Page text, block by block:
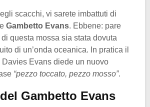
scacchi, vi sarete imbattuti di
Gambetto Evans. Ebbene: pare
questa mossa sia stata dovuta
di un’onda oceanica. In pratica il
Evans diede un nuovo
“pezzo toccato, pezzo mosso”.
Gambetto Evans